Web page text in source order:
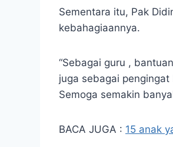
Sementara itu, Pak
kebahagiaannya.
“Sebagai guru ,
juga sebagai
Semoga semakin
BACA JUGA : 15 anak